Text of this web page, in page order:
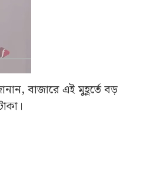
বাজারে এই মুহূর্তে বড়